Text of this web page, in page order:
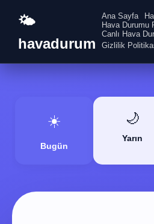
🌤️
havadurum
Ana Sayfa
Hava Durumu
Canlı Hava
Gizlilik
☀️
Bugün
🌙
Yarın